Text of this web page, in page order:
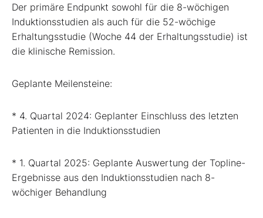
Der primäre Endpunkt sowohl für die 8-wöchigen
Induktionsstudien als auch für die 52-wöchige
Erhaltungsstudie (Woche 44 der Erhaltungsstudie) ist
die klinische Remission.
Geplante Meilensteine:
* 4. Quartal 2024: Geplanter Einschluss des letzten
Patienten in die Induktionsstudien
* 1. Quartal 2025: Geplante Auswertung der Topline-
Ergebnisse aus den Induktionsstudien nach 8-
wöchiger Behandlung